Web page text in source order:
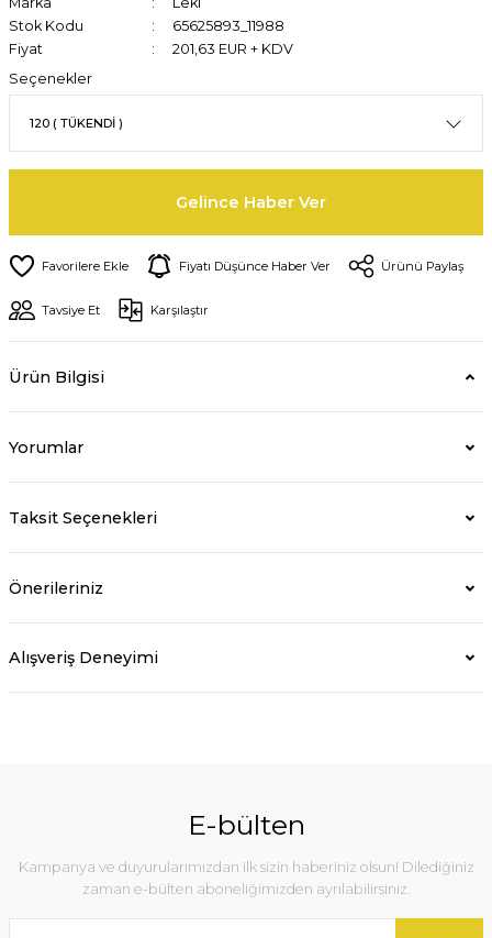
Stok Kodu
65625893_11988
Fiyat
201,63 EUR + KDV
Seçenekler
Gelince Haber Ver
Fiyatı Düşünce Haber Ver Ürünü Paylaş
Tavsiye Et Karşılaştır
Ürün Bilgisi
Yorumlar
Taksit Seçenekleri
Önerileriniz
Alışveriş Deneyimi
E-bülten
Kampanya ve duyurularımızdan ilk sizin haberiniz olsun! Dilediğiniz
zaman e-bülten aboneliğimizden ayrılabilirsiniz.